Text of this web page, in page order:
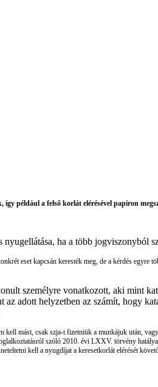
például a felső korlát elérésével papíron
ha a több jogviszonyból
eset kapcsán keresték meg, de a kérdés
személyre vonatkozott, aki mint
adott helyzetben az számít, hogy
kell mást, csak szja-t fizetniük a munkájuk után,
szóló 2010. évi LXXV. törvény
kell a nyugdíjat a keresetkorlát elérését